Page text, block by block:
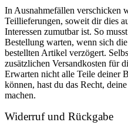
In Ausnahmefällen verschicken
Teillieferungen, soweit dir dies
Interessen zumutbar ist. So
Bestellung warten, wenn sich
bestellten Artikel verzögert.
zusätzlichen Versandkosten für
Erwarten nicht alle Teile deiner
können, hast du das Recht,
machen.
Widerruf und Rückgabe